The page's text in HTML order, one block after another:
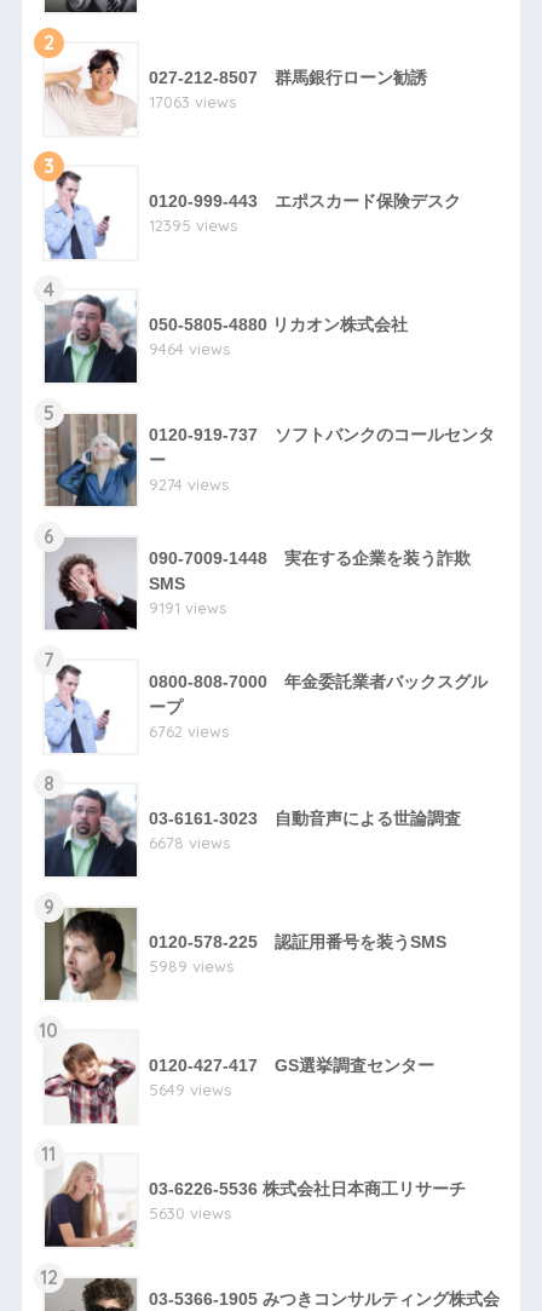
2
027-212-8507 群馬銀行ローン勧誘
17063 views
3
0120-999-443 エポスカード保険デスク
12395 views
4
050-5805-4880 リカオン株式会社
9464 views
5
0120-919-737 ソフトバンクのコールセンタ
ー
9274 views
6
090-7009-1448 実在する企業を装う詐欺
SMS
9191 views
7
0800-808-7000 年金委託業者バックスグル
ープ
6762 views
8
03-6161-3023 自動音声による世論調査
6678 views
9
0120-578-225 認証用番号を装うSMS
5989 views
10
0120-427-417 GS選挙調査センター
5649 views
11
03-6226-5536 株式会社日本商工リサーチ
5630 views
12
03-5366-1905 みつきコンサルティング株式会